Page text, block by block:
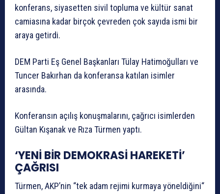
konferans, siyasetten sivil topluma ve kültür sanat
camiasına kadar birçok çevreden çok sayıda ismi bir
araya getirdi.
DEM Parti Eş Genel Başkanları Tülay Hatimoğulları ve
Tuncer Bakırhan da konferansa katılan isimler
arasında.
Konferansın açılış konuşmalarını, çağrıcı isimlerden
Gültan Kışanak ve Rıza Türmen yaptı.
‘YENİ BİR DEMOKRASİ HAREKETİ’
ÇAĞRISI
Türmen, AKP’nin “tek adam rejimi kurmaya yöneldiğini“